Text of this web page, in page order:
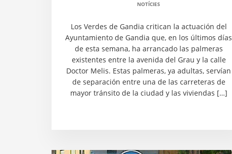
NOTÍCIES
Los Verdes de Gandia critican la actuación del
Ayuntamiento de Gandia que, en los últimos días
de esta semana, ha arrancado las palmeras
existentes entre la avenida del Grau y la calle
Doctor Melis. Estas palmeras, ya adultas, servían
de separación entre una de las carreteras de
mayor tránsito de la ciudad y las viviendas […]